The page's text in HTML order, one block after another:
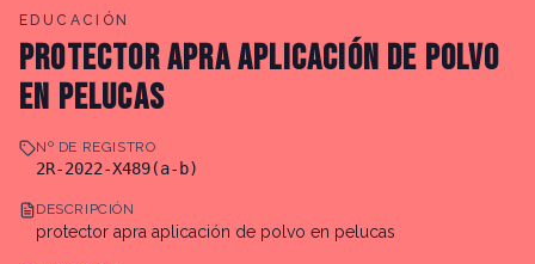
EDUCACIÓN
PROTECTOR APRA APLICACIÓN DE POLVO
EN PELUCAS
Nº DE REGISTRO
2R-2022-X489(a-b)
DESCRIPCIÓN
protector apra aplicación de polvo en pelucas